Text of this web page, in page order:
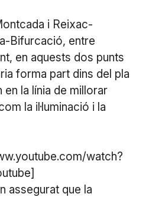
i Reixac-
Bifurcació, entre
en aquests dos punts
forma part dins del pla
en la línia de millorar
la il·luminació i la
watch?
assegurat que la